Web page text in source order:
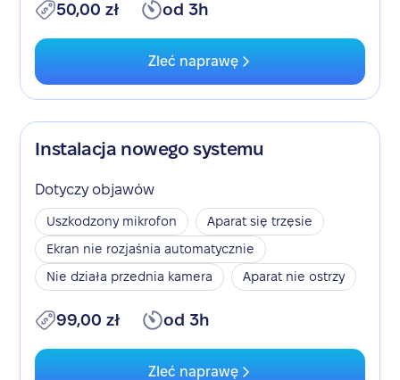
50,00 zł od 3h
Zleć naprawę
Instalacja nowego systemu
Dotyczy objawów
Uszkodzony mikrofon
Aparat się trzęsie
Ekran nie rozjaśnia automatycznie
Nie działa przednia kamera
Aparat nie ostrzy
99,00 zł od 3h
Zleć naprawę